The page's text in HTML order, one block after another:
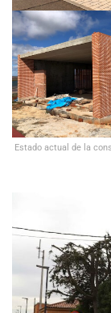
Estado actual de la